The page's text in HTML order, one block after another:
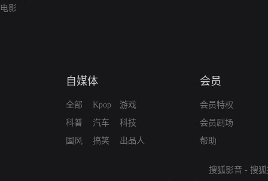
电影
自媒体
全部
科普
国风
Kpop
汽车
搞笑
游戏
科技
出品人
会员
会员特权
会员剧场
帮助
搜狐影音 - 搜